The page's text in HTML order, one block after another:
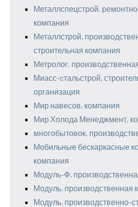
Металлспецстрой,
компания
Металлстрой,
строительная компания
Метролог,
Миасс-cтальстрой,
организация
Мир навесов, компания
Мир Холода Менеджмент,
многобытовок,
Мобильные бескаркасные
компания
Модуль-Ф,
Модуль, производственная
Модуль, производственно-